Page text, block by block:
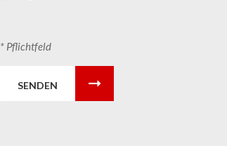
* Pflichtfeld
SENDEN